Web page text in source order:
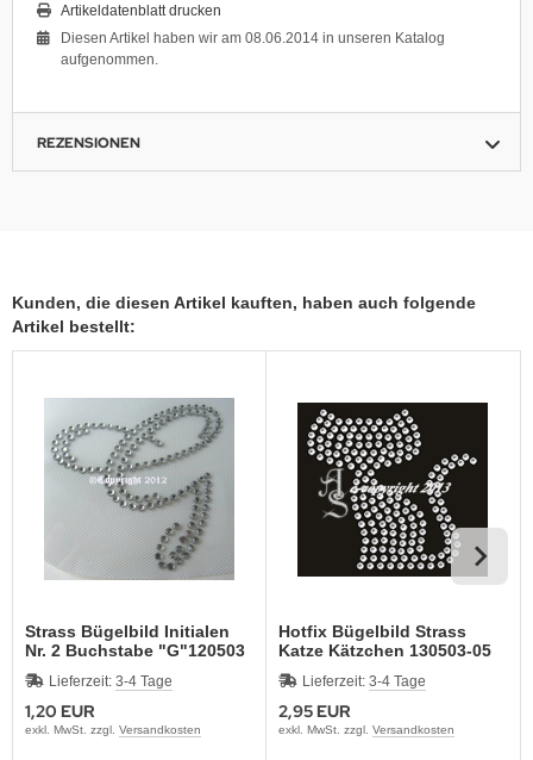
Artikeldatenblatt drucken
Diesen Artikel haben wir am 08.06.2014 in unseren Katalog
aufgenommen.
REZENSIONEN
Kunden, die diesen Artikel kauften, haben auch folgende
Artikel bestellt:
Strass Bügelbild Initialen
Nr. 2 Buchstabe "G"120503
Lieferzeit: 3-4 Tage
1,20 EUR
exkl. MwSt. zzgl. Versandkosten
Hotfix Bügelbild Strass
Katze Kätzchen 130503-05
Lieferzeit: 3-4 Tage
2,95 EUR
exkl. MwSt. zzgl. Versandkosten